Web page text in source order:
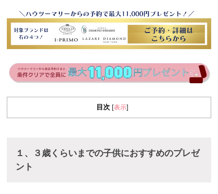
目次 表示
１、３歳くらいまでの子供におすすめのプレゼ
ント